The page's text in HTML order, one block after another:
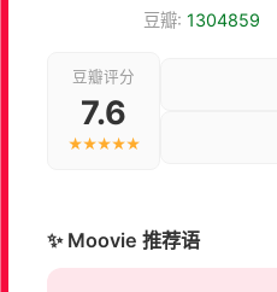
豆瓣: 1304859
豆瓣评分
7.6
★★★★★
✨ Moovie 推荐语